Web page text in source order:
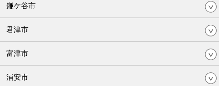
鎌ケ谷市
君津市
富津市
浦安市